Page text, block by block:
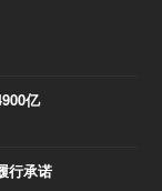
亿
行承诺